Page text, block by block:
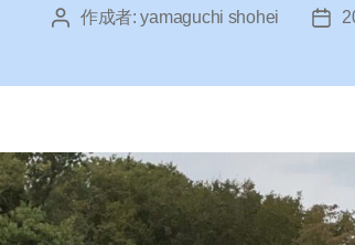
投 作成者:yamaguchi shohei
投